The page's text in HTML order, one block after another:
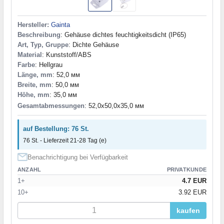
140,0x100,0x75,0 мм(1)
140,0x64,0x55,0 мм
140,0x70,0x30,0 мм(1)
140,0x82,0x23,0 мм(2)
140,0x82,0x45,0 мм
140x100x75 мм(1)
141,0x72,0x31,0 мм
142,0x107,0x72,0 мм
142,0x69,0x25,6 мм(1)
143,0x82,55x38,0 мм
143,15x118,95x37,85 мм (1)
143,3x119,0x37,4 мм
143,3x119x32,4 мм
144,0x144,0x60,0 мм(1)
144,0x57,0x72,0 мм
(1)
144,0x90,0x57,0 мм(1)
Hersteller: Gainta
Beschreibung: Gehäuse dichtes feuchtigkeitsdicht (IP65)
Art, Typ, Gruppe: Dichte Gehäuse
Material : Kunststoff/ABS
Farbe: Hellgrau
Länge, mm: 52,0 мм
Breite, mm: 50,0 мм
Höhe, mm: 35,0 мм
Gesamtabmessungen: 52,0x50,0x35,0 мм
auf Bestellung: 76 St.
76 St. - Lieferzeit 21-28 Tag (e)
Benachrichtigung bei Verfügbarkeit
ANZAHL PRIVATKUNDE
1+
4.7 EUR
10+
3.92 EUR
kaufen